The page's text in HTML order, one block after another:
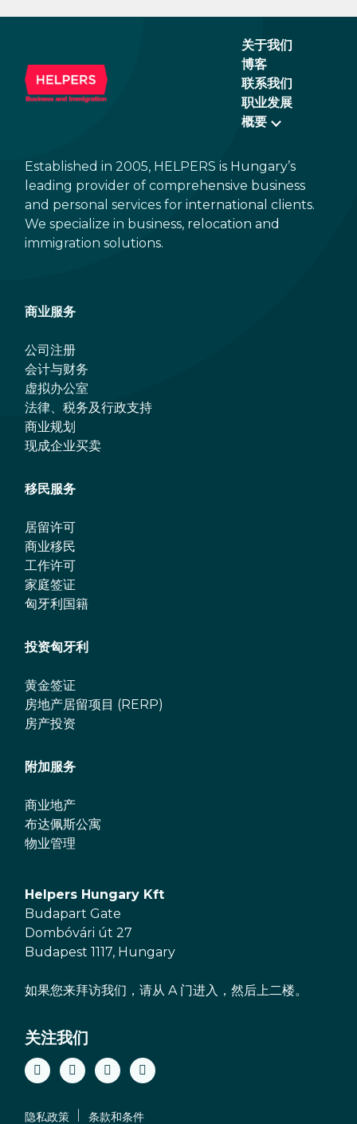
关于我们
博客
联系我们
职业发展
概要
Established in 2005, HELPERS is Hungary’s
leading provider of comprehensive business
and personal services for international clients.
We specialize in business, relocation and
immigration solutions.
商业服务
公司注册
会计与财务
虚拟办公室
法律、税务及行政支持
商业规划
现成企业买卖
移民服务
居留许可
商业移民
工作许可
家庭签证
匈牙利国籍
投资匈牙利
黄金签证
房地产居留项目 (RERP)
房产投资
附加服务
商业地产
布达佩斯公寓
物业管理
Helpers Hungary Kft
Budapart Gate
Dombóvári út 27
Budapest 1117, Hungary
如果您来拜访我们，请从 A 门进入，然后上二楼。
关注我们
隐私政策
条款和条件